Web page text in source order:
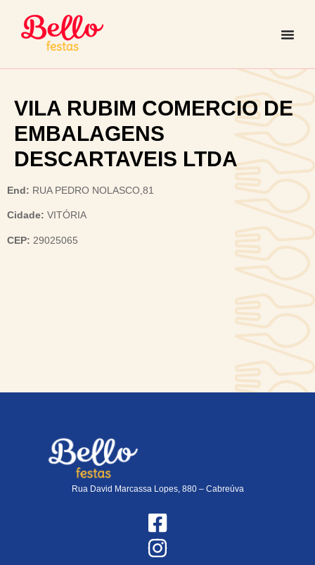
VILA RUBIM COMERCIO DE
EMBALAGENS
DESCARTAVEIS LTDA
End: RUA PEDRO NOLASCO,81
Cidade: VITÓRIA
CEP: 29025065
Rua David Marcassa Lopes, 880 – Cabreúva